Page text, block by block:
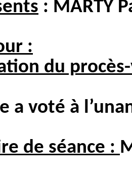
: MARTY
:
du
a voté à
de séance :